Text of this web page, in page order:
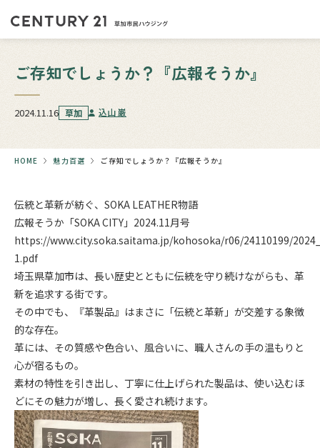
ご存知でしょうか？『広報そうか』
2024.11.16 草加 込山 巌
HOME 魅力百選 ご存知でしょうか？『広報そうか』
伝統と革新が紡ぐ、SOKA LEATHER物語
広報そうか「SOKA CITY」2024.11月号
https://www.city.soka.saitama.jp/kohosoka/r06/24110199/
1.pdf
埼玉県草加市は、長い歴史とともに伝統を守り続けながらも、革
新を追求する街です。
その中でも、『革製品』はまさに「伝統と革新」が交差する象徴
的な存在。
革には、その質感や色合い、風合いに、職人さんの手の温もりと
心が宿るもの。
素材の特性を引き出し、丁寧に仕上げられた製品は、使い込むほ
どにその魅力が増し、長く愛され続けます。